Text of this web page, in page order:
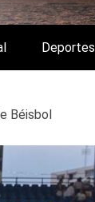
Deportes
Béisbol